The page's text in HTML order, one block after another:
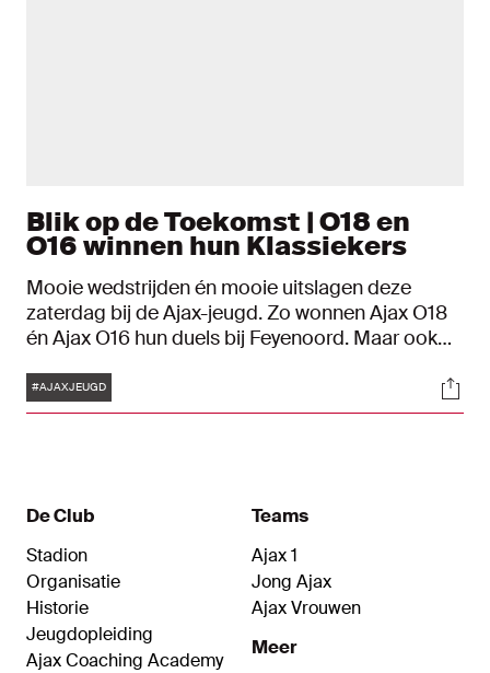
Blik op de Toekomst | O18 en
O16 winnen hun Klassiekers
Mooie wedstrijden én mooie uitslagen deze
zaterdag bij de Ajax-jeugd. Zo wonnen Ajax O18
én Ajax O16 hun duels bij Feyenoord. Maar ook
Ajax O13-1 maakte korte metten met FC Utrecht
door met 7-0 te winnen!
Tags
#AJAXJEUGD
De Club
Stadion
Organisatie
Historie
Jeugdopleiding
Ajax Coaching Academy
Teams
Ajax 1
Jong Ajax
Ajax Vrouwen
Meer